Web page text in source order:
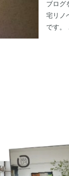
ブログ
宅リノ
です。